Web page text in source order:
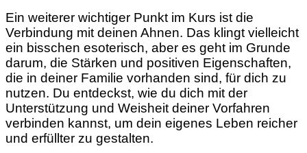
Ein weiterer wichtiger Punkt im Kurs ist die
Verbindung mit deinen Ahnen. Das klingt vielleicht
ein bisschen esoterisch, aber es geht im Grunde
darum, die Stärken und positiven Eigenschaften,
die in deiner Familie vorhanden sind, für dich zu
nutzen. Du entdeckst, wie du dich mit der
Unterstützung und Weisheit deiner Vorfahren
verbinden kannst, um dein eigenes Leben reicher
und erfüllter zu gestalten.